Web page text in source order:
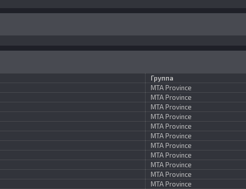
Группа
MTA Province
MTA Province
MTA Province
MTA Province
MTA Province
MTA Province
MTA Province
MTA Province
MTA Province
MTA Province
MTA Province